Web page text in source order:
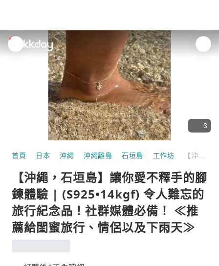
unread
notifications
3
首頁 日本 沖繩 沖繩離島 石垣島 工作坊
【沖繩，石垣島】讓你愛不釋手的腳
鍊體驗 | (S925•14kgf) 令人難忘的
旅行紀念品！社群媒體必備！ ≪推
薦給閨蜜旅行、情侶以及下雨天≫